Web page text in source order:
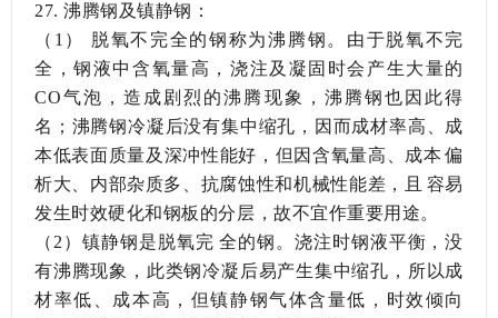
27.沸腾钢及镇静钢：
（1）
脱氧不完全的钢称为沸腾钢。由于脱氧不完
全，钢液中含氧量高，浇注及凝固时会产生大量的
CO气泡，造成剧烈的沸腾现象，沸腾钢也因此得
名；沸腾钢冷凝后没有集中缩孔，因而成材率高、成
本低表面质量及深冲性能好，但因含氧量高、成本偏
析大、内部杂质多、抗腐蚀性和机械性能差，且容易
发生时效硬化和钢板的分层，故不宜作重要用途。
（ 2）镇静钢是脱氧完全的钢。浇注时钢液平衡，没
有沸腾现象，此类钢冷凝后易产生集中缩孔，所以成
材率低、成本高，但镇静钢气体含量低，时效倾向